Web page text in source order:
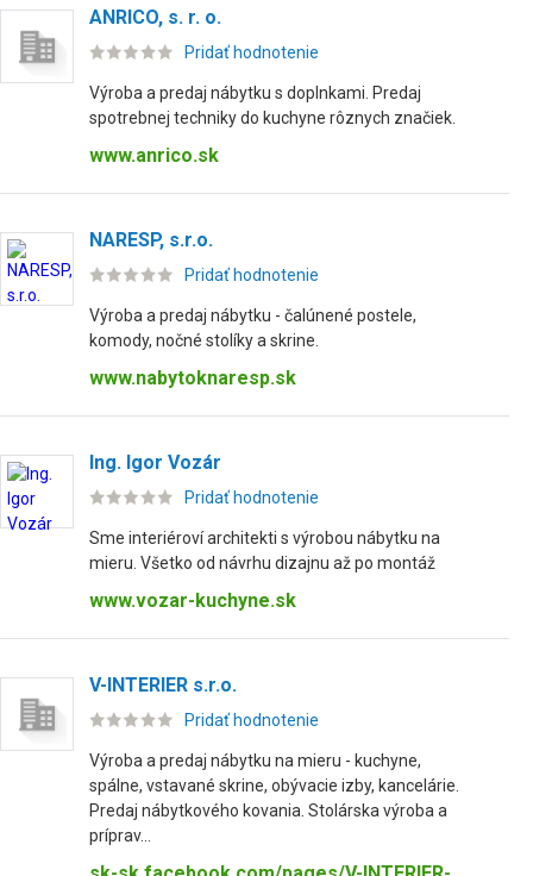
ANRICO, s. r. o.
Pridať hodnotenie
Výroba a predaj nábytku s doplnkami. Predaj
spotrebnej techniky do kuchyne rôznych značiek.
www.anrico.sk
NARESP, s.r.o.
Pridať hodnotenie
Výroba a predaj nábytku - čalúnené postele,
komody, nočné stolíky a skrine.
www.nabytoknaresp.sk
Ing. Igor Vozár
Pridať hodnotenie
Sme interiéroví architekti s výrobou nábytku na
mieru. Všetko od návrhu dizajnu až po montáž
www.vozar-kuchyne.sk
V-INTERIER s.r.o.
Pridať hodnotenie
Výroba a predaj nábytku na mieru - kuchyne,
spálne, vstavané skrine, obývacie izby, kancelárie.
Predaj nábytkového kovania. Stolárska výroba a
príprav...